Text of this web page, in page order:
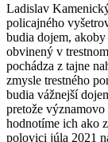
Ladislav
policajného
budia dojem,
obvinený v
pochádza z tajne
zmysle trestného
budia vážnejší
pretože
hodnotíme ich ako
polovici júla 2021